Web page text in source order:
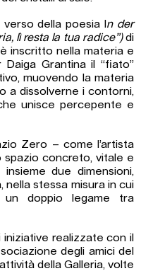
della poesia I n der
lì resta la tua radice”)di
inscritto nella materia e
Grantina il “fiato”
muovendo la materia
a dissolverne i contorni,
unisce percepente e
Zero – come l’artista
spazio concreto, vitale e
due dimensioni,
nella stessa misura in cui
doppio legame tra
realizzate con il
degli amici del
della Galleria, volte